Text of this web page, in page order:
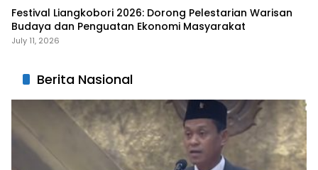
Festival Liangkobori 2026: Dorong Pelestarian Warisan
Budaya dan Penguatan Ekonomi Masyarakat
July 11, 2026
Berita Nasional